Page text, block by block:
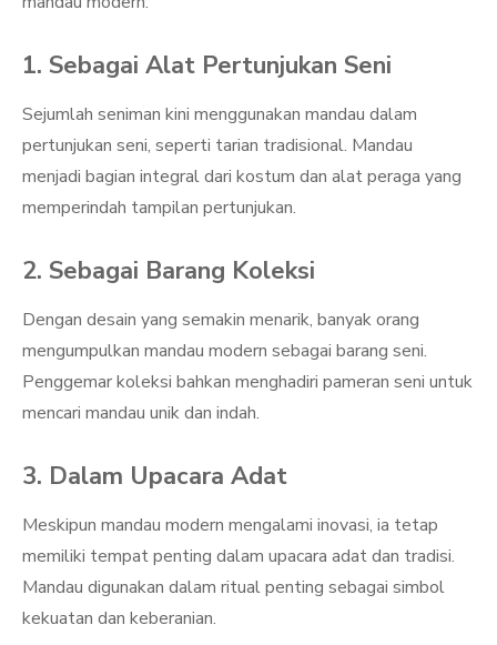
1. Sebagai Alat Pertunjukan Seni
Sejumlah seniman kini menggunakan mandau dalam
pertunjukan seni, seperti tarian tradisional. Mandau
menjadi bagian integral dari kostum dan alat peraga yang
memperindah tampilan pertunjukan.
2. Sebagai Barang Koleksi
Dengan desain yang semakin menarik, banyak orang
mengumpulkan mandau modern sebagai barang seni.
Penggemar koleksi bahkan menghadiri pameran seni untuk
mencari mandau unik dan indah.
3. Dalam Upacara Adat
Meskipun mandau modern mengalami inovasi, ia tetap
memiliki tempat penting dalam upacara adat dan tradisi.
Mandau digunakan dalam ritual penting sebagai simbol
kekuatan dan keberanian.